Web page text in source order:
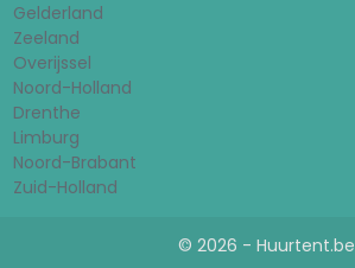
Gelderland
Zeeland
Overijssel
Noord-Holland
Drenthe
Limburg
Noord-Brabant
Zuid-Holland
© 2026 - Huurtent.be